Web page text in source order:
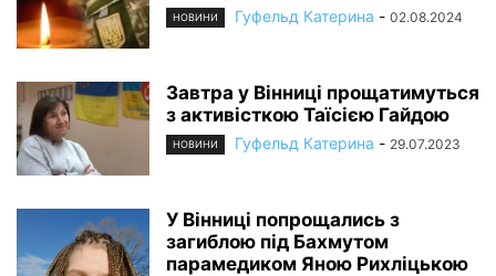
НОВИНИ Гуфельд Катерина - 02.08.2024
Завтра у Вінниці прощатимуться
з активісткою Таїсією Гайдою
НОВИНИ Гуфельд Катерина - 29.07.2023
У Вінниці попрощались з
загиблою під Бахмутом
парамедиком Яною Рихліцькою